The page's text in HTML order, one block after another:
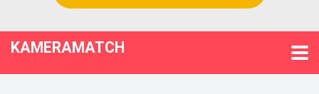
KAMERAMATCH